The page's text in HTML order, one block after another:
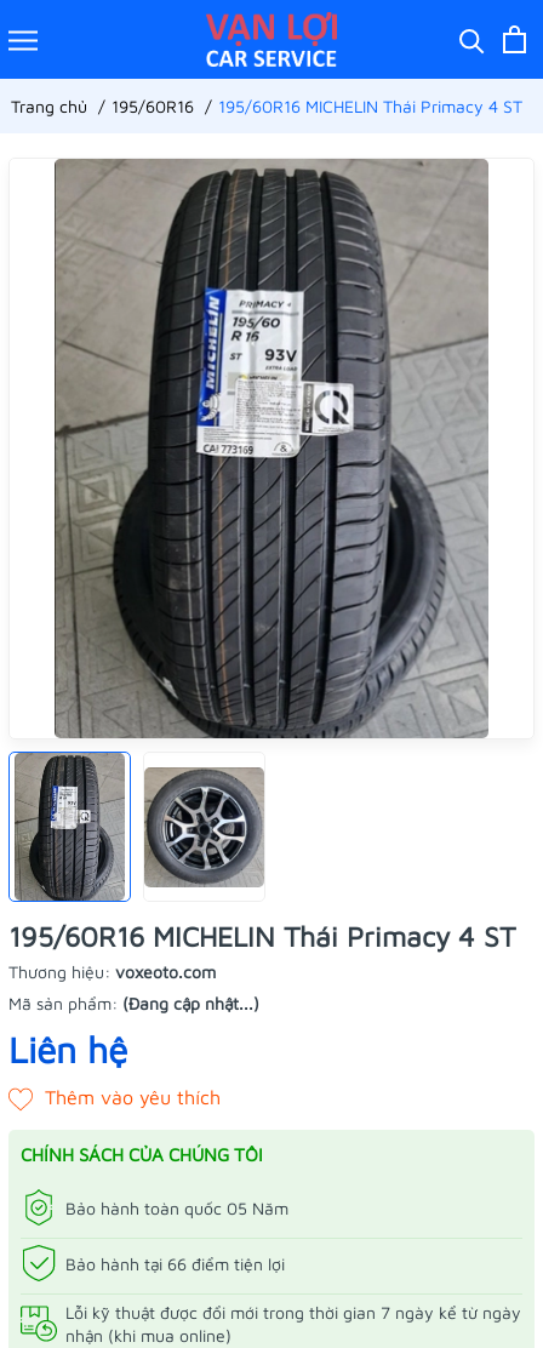
Trang chủ 195/60R16 195/60R16 MICHELIN Thái Primacy 4 ST
195/60R16 MICHELIN Thái Primacy 4 ST
Thương hiệu: voxeoto.com
Mã sản phẩm: (Đang cập nhật...)
Liên hệ
CHÍNH SÁCH CỦA CHÚNG TÔI
Bảo hành toàn quốc 05 Năm
Bảo hành tại 66 điểm tiện lợi
Lỗi kỹ thuật được đổi mới trong thời gian 7 ngày kể từ ngày
nhận (khi mua online)